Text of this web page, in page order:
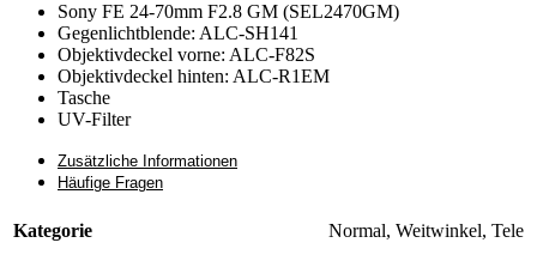
Sony FE 24-70mm F2.8 GM (SEL2470GM)
Gegenlichtblende: ALC-SH141
Objektivdeckel vorne: ALC-F82S
Objektivdeckel hinten: ALC-R1EM
Tasche
UV-Filter
Zusätzliche Informationen
Häufige Fragen
Kategorie Normal, Weitwinkel, Tele